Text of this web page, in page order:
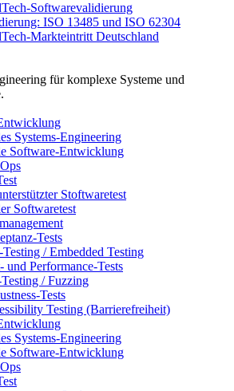
Softwarevalidierung
ISO 13485 und ISO 62304
Markteintritt Deutschland
für komplexe Systeme und
Systems-Engineering
Software-Entwicklung
Stoftwaretest
Softwaretest
Tests
/ Embedded Testing
und Performance-Tests
/ Fuzzing
Tests
Testing (Barrierefreiheit)
Systems-Engineering
Software-Entwicklung